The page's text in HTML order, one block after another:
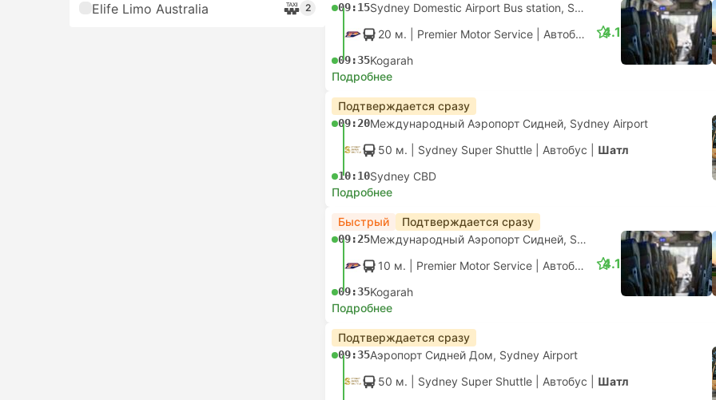
Elife Limo Australia 2 09:15
Sydney Domestic Airport Bus station, Sydney Airport
20 м. | Premier Motor Service Автобус |Местный
09:35Kogarah
4.1
Подробнее
Подтверждается сразу
09:20Международный Аэропорт Сидней, Sydney Airport
50 м. | Sydney Super Shuttle Автобус Шатл
10:10Sydney CBD
Подробнее
Быстрый Подтверждается сразу
09:25
Международный Аэропорт Сидней, Sydney Airport
10 м. | Premier Motor Service Автобус |Местный
09:35Kogarah
4.1
Подробнее
Подтверждается сразу
09:35Аэропорт Сидней Дом, Sydney Airport
50 м. | Sydney Super Shuttle Автобус Шатл